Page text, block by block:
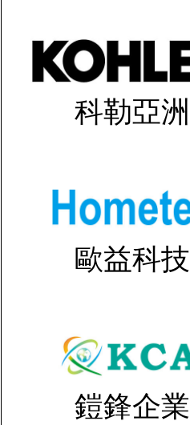
科勒亞洲
歐益科技
鎧鋒企業